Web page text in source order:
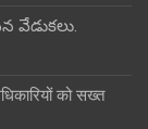
వేడుకలు.
को सख्त